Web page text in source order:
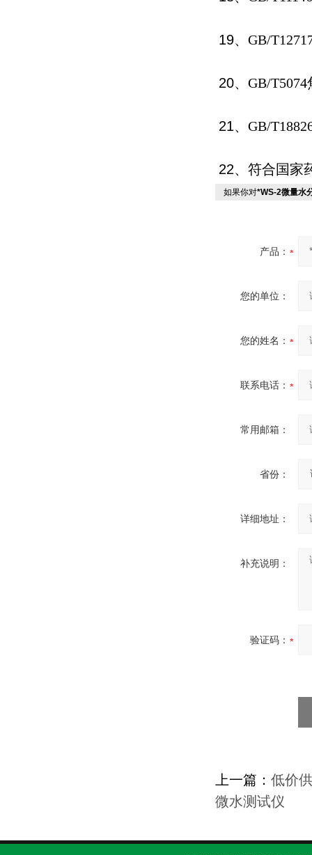
19、 GB/
20、 GB/T5074
21、 GB/
22、符合国家
如果你对*WS-2微量水
产品：
您的单位：
您的姓名：
联系电话：
常用邮箱：
省份：
详细地址：
补充说明：
验证码：
上一篇： 低价
微水测试仪